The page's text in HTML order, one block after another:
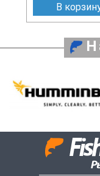
В